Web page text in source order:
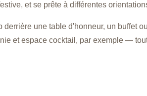
et se prête à différentes
derrière une table d'honneur, un buffet
et espace cocktail, par exemple —